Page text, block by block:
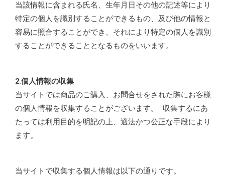
当該情報に含まれる氏名、生年月日その他の記述等により
特定の個人を識別することができるもの、及び他の情報と
容易に照合することができ、それにより特定の個人を識別
することができることとなるものをいいます。
2.個人情報の収集
当サイトでは商品のご購入、お問合せをされた際にお客様
の個人情報を収集することがございます。 収集するにあ
たっては利用目的を明記の上、適法かつ公正な手段により
ます。
当サイトで収集する個人情報は以下の通りです。